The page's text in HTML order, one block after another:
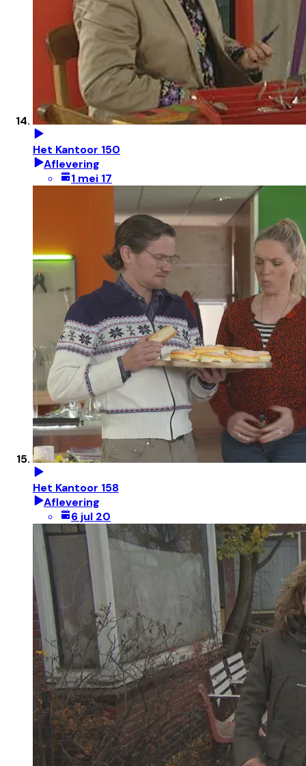
Het Kantoor 150
Aflevering
1 mei 17
Het Kantoor 158
Aflevering
6 jul 20